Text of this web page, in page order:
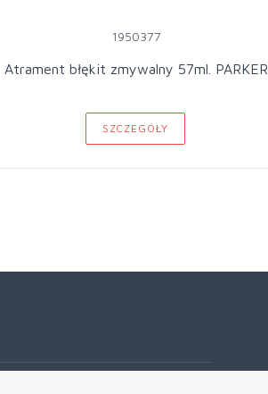
1950377
Atrament błękit zmywalny 57ml. PARKER
SZCZEGÓŁY